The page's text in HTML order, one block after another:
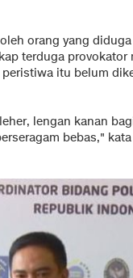
orang yang
terduga provokator
itu belum
lengan kanan
bebas,"